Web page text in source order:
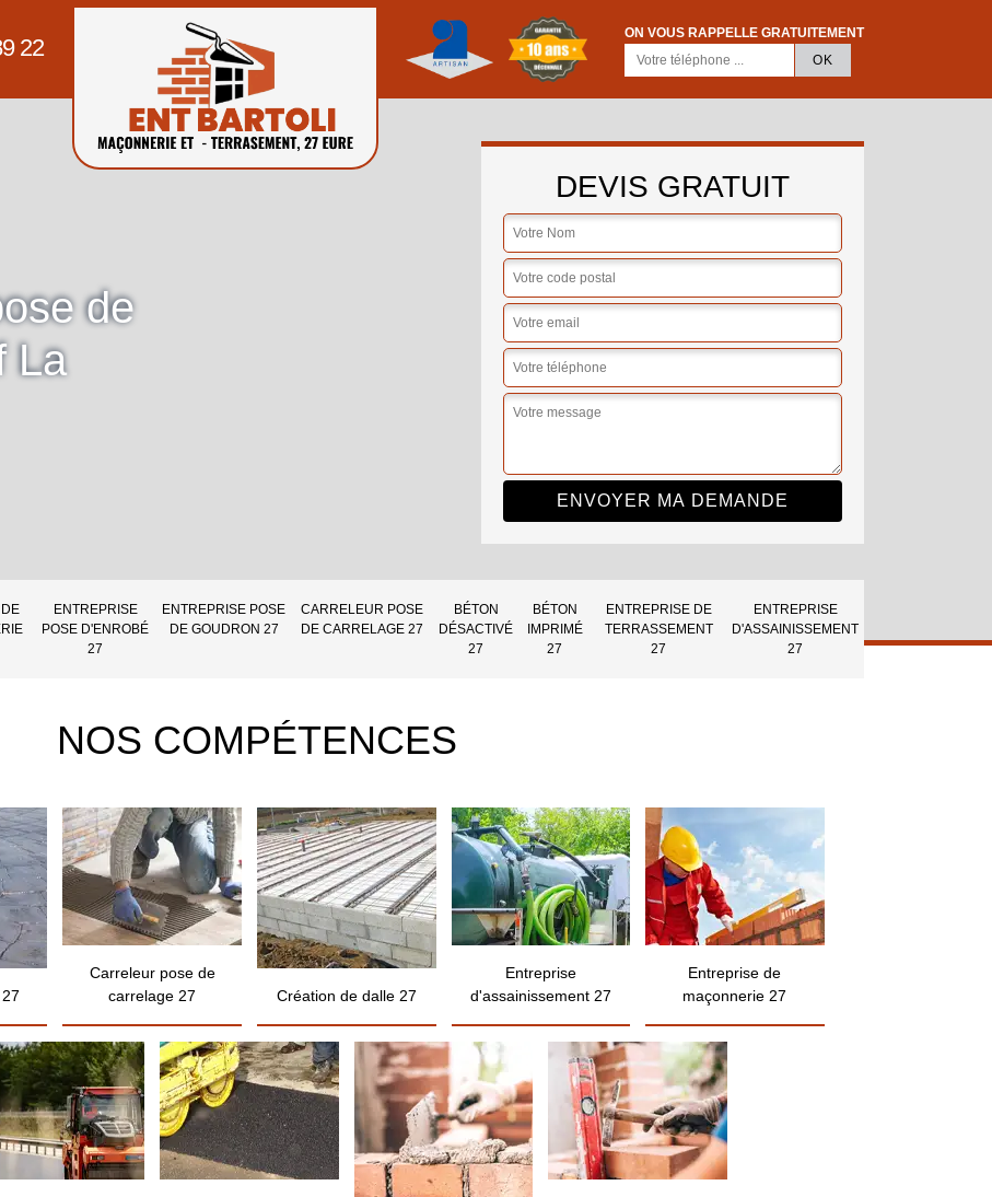
22
ON VOUS RAPPELLE GRATUITEMENT
de
La
DEVIS GRATUIT
ENTREPRISE
POSE D'ENROBÉ
27
ENTREPRISE POSE
DE GOUDRON 27
CARRELEUR POSE
DE CARRELAGE 27
BÉTON
DÉSACTIVÉ
27
BÉTON
IMPRIMÉ
27
ENTREPRISE DE
TERRASSEMENT
27
ENTREPRISE
D'ASSAINISSEMENT
27
NOS COMPÉTENCES
Carreleur pose de
carrelage 27
Création de dalle 27
Entreprise
d'assainissement 27
Entreprise de
maçonnerie 27